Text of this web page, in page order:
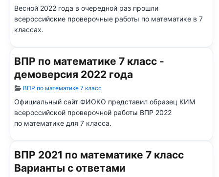
Весной 2022 года в очередной раз прошли
всероссийские проверочные работы по математике в 7
классах.
ВПР по математике 7 класс -
демоверсия 2022 года
Информация о материале
ВПР по математике 7 класс
Официальный сайт ФИОКО представил образец КИМ
всероссийской проверочной работы ВПР 2022
по математике для 7 класса.
ВПР 2021 по математике 7 класс
Варианты с ответами